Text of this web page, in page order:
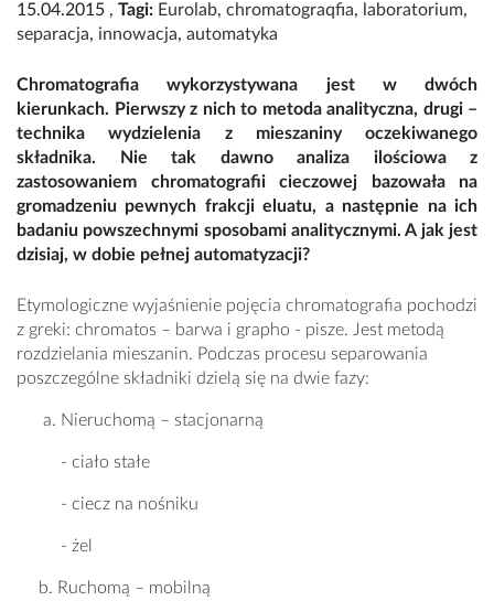
15.04.2015 , Tagi: Eurolab, chromatograqfia, laboratorium,
separacja, innowacja, automatyka
Chromatografia wykorzystywana jest w dwóch
kierunkach. Pierwszy z nich to metoda analityczna, drugi –
technika wydzielenia z mieszaniny oczekiwanego
składnika. Nie tak dawno analiza ilościowa z
zastosowaniem chromatografii cieczowej bazowała na
gromadzeniu pewnych frakcji eluatu, a następnie na ich
badaniu powszechnymi sposobami analitycznymi. A jak jest
dzisiaj, w dobie pełnej automatyzacji?
Etymologiczne wyjaśnienie pojęcia chromatografia pochodzi
z greki: chromatos – barwa i grapho - pisze. Jest metodą
rozdzielania mieszanin. Podczas procesu separowania
poszczególne składniki dzielą się na dwie fazy:
Nieruchomą – stacjonarną
- ciało stałe
- ciecz na nośniku
- żel
b. Ruchomą – mobilną